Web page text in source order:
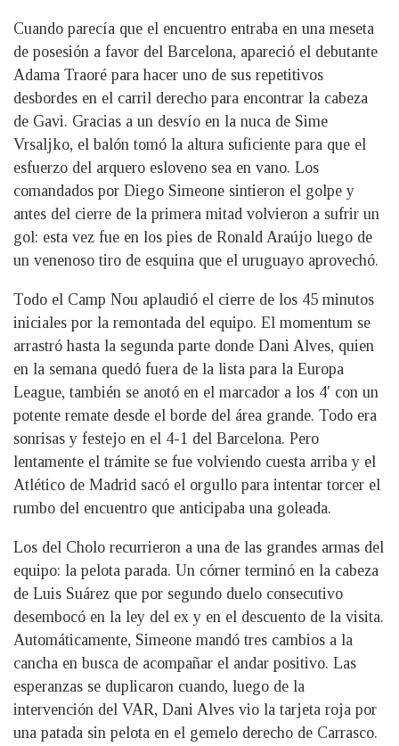
Cuando parecía que el encuentro entraba en una meseta
de posesión a favor del Barcelona, apareció el debutante
Adama Traoré para hacer uno de sus repetitivos
desbordes en el carril derecho para encontrar la cabeza
de Gavi. Gracias a un desvío en la nuca de Sime
Vrsaljko, el balón tomó la altura suficiente para que el
esfuerzo del arquero esloveno sea en vano. Los
comandados por Diego Simeone sintieron el golpe y
antes del cierre de la primera mitad volvieron a sufrir un
gol: esta vez fue en los pies de Ronald Araújo luego de
un venenoso tiro de esquina que el uruguayo aprovechó.
Todo el Camp Nou aplaudió el cierre de los 45 minutos
iniciales por la remontada del equipo. El momentum se
arrastró hasta la segunda parte donde Dani Alves, quien
en la semana quedó fuera de la lista para la Europa
League, también se anotó en el marcador a los 4′ con un
potente remate desde el borde del área grande. Todo era
sonrisas y festejo en el 4-1 del Barcelona. Pero
lentamente el trámite se fue volviendo cuesta arriba y el
Atlético de Madrid sacó el orgullo para intentar torcer el
rumbo del encuentro que anticipaba una goleada.
Los del Cholo recurrieron a una de las grandes armas del
equipo: la pelota parada. Un córner terminó en la cabeza
de Luis Suárez que por segundo duelo consecutivo
desembocó en la ley del ex y en el descuento de la visita.
Automáticamente, Simeone mandó tres cambios a la
cancha en busca de acompañar el andar positivo. Las
esperanzas se duplicaron cuando, luego de la
intervención del VAR, Dani Alves vio la tarjeta roja por
una patada sin pelota en el gemelo derecho de Carrasco.